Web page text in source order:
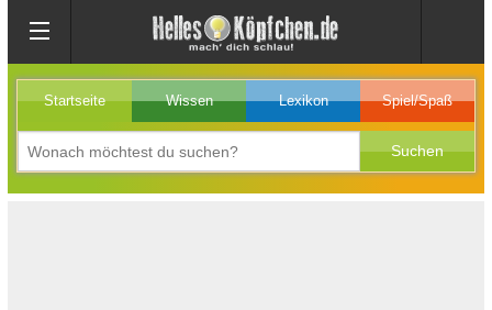
Startseite Wissen Lexikon Spiel/Spaß